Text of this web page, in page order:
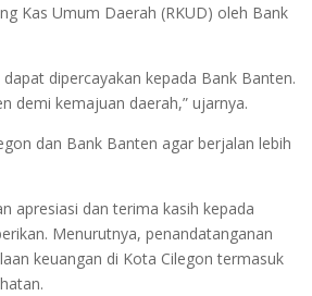
Kas Umum Daerah (RKUD) oleh Bank
dipercayakan kepada Bank Banten.
demi kemajuan daerah,” ujarnya.
dan Bank Banten agar berjalan lebih
apresiasi dan terima kasih kepada
Menurutnya, penandatanganan
keuangan di Kota Cilegon termasuk